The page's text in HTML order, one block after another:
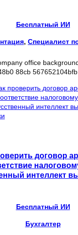
Бесплатный ИИ
, Специалист
договор
интеллект
Бесплатный ИИ
Бухгалтер